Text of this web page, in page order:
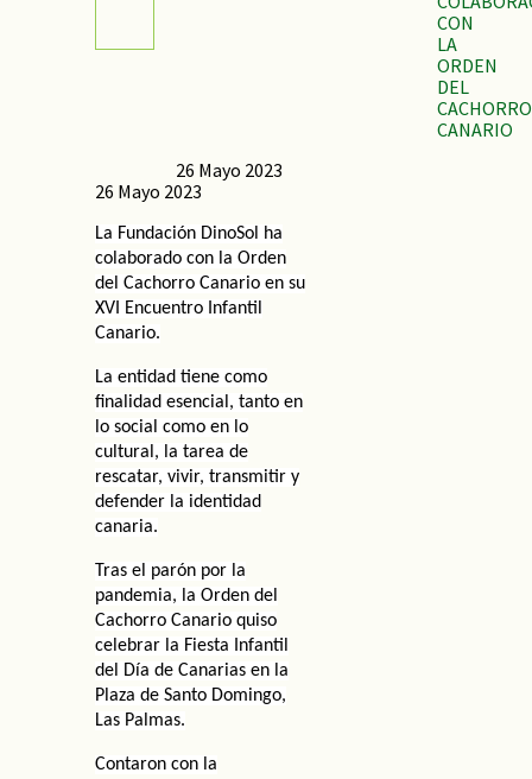
CON
LA
ORDEN
DEL
CACHORRO
CANARIO
26 Mayo 2023
26 Mayo 2023
La Fundación DinoSol ha
colaborado con la Orden
del Cachorro Canario en su
XVI Encuentro Infantil
Canario.
La entidad tiene como
finalidad esencial, tanto en
lo social como en lo
cultural, la tarea de
rescatar, vivir, transmitir y
defender la identidad
canaria.
Tras el parón por la
pandemia, la Orden del
Cachorro Canario quiso
celebrar la Fiesta Infantil
del Día de Canarias en la
Plaza de Santo Domingo,
Las Palmas.
Contaron con la